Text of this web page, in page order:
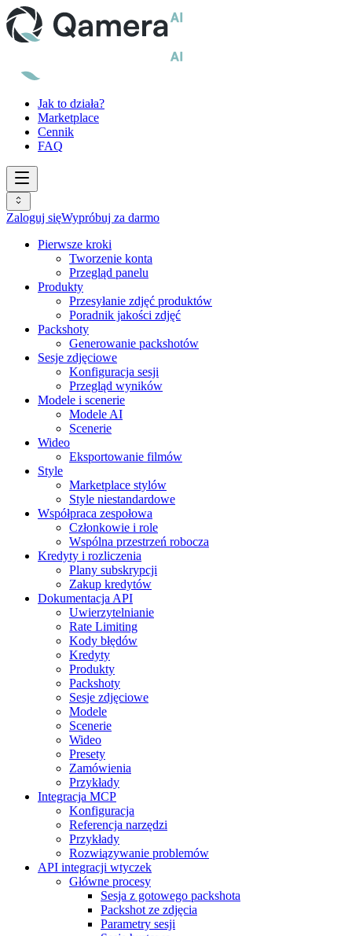
Jak to działa?
Marketplace
Cennik
FAQ
Zaloguj sięWypróbuj za darmo
Pierwsze kroki
Tworzenie konta
Przegląd panelu
Produkty
Przesyłanie zdjęć produktów
Poradnik jakości zdjęć
Packshoty
Generowanie packshotów
Sesje zdjęciowe
Konfiguracja sesji
Przegląd wyników
Modele i scenerie
Modele AI
Scenerie
Wideo
Eksportowanie filmów
Style
Marketplace stylów
Style niestandardowe
Współpraca zespołowa
Członkowie i role
Wspólna przestrzeń robocza
Kredyty i rozliczenia
Plany subskrypcji
Zakup kredytów
Dokumentacja API
Uwierzytelnianie
Rate Limiting
Kody błędów
Kredyty
Produkty
Packshoty
Sesje zdjęciowe
Modele
Scenerie
Wideo
Presety
Zamówienia
Przykłady
Integracja MCP
Konfiguracja
Referencja narzędzi
Przykłady
Rozwiązywanie problemów
API integracji wtyczek
Główne procesy
Sesja z gotowego packshota
Packshot ze zdjęcia
Parametry sesji